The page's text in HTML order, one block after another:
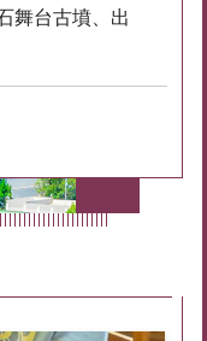
舞台古墳、出